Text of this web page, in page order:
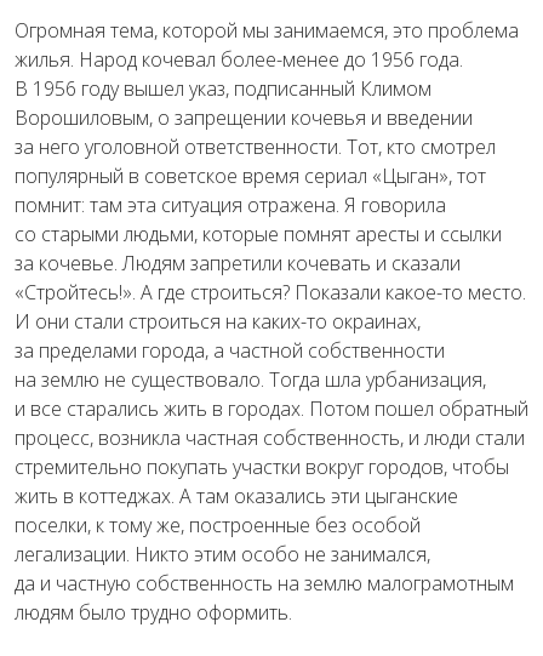
Огромная тема, которой мы занимаемся, это проблема
жилья. Народ кочевал более-менее до 1956 года.
В 1956 году вышел указ, подписанный Климом
Ворошиловым, о запрещении кочевья и введении
за него уголовной ответственности. Тот, кто смотрел
популярный в советское время сериал «Цыган», тот
помнит: там эта ситуация отражена. Я говорила
со старыми людьми, которые помнят аресты и ссылки
за кочевье. Людям запретили кочевать и сказали
«Стройтесь!». А где строиться? Показали какое-то место.
И они стали строиться на каких-то окраинах,
за пределами города, а частной собственности
на землю не существовало. Тогда шла урбанизация,
и все старались жить в городах. Потом пошел обратный
процесс, возникла частная собственность, и люди стали
стремительно покупать участки вокруг городов, чтобы
жить в коттеджах. А там оказались эти цыганские
поселки, к тому же, построенные без особой
легализации. Никто этим особо не занимался,
да и частную собственность на землю малограмотным
людям было трудно оформить.